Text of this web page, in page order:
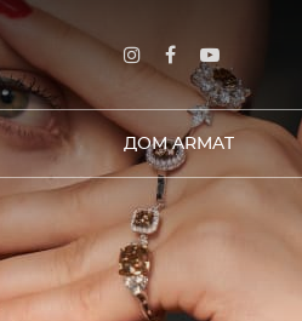
ДОМ ARMAT